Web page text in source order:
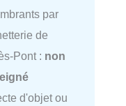
par
de
Pont : non
d'objet ou